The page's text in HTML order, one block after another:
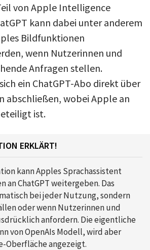
von Apple Intelligence
kann dabei unter anderem
Bildfunktionen
wenn Nutzerinnen und
Anfragen stellen.
ein ChatGPT-Abo direkt über
abschließen, wobei Apple an
ist.
ERKLÄRT!
kann Apples Sprachassistent
an ChatGPT weitergeben. Das
bei jeder Nutzung, sondern
oder wenn Nutzerinnen und
anfordern. Die eigentliche
von OpenAIs Modell, wird aber
Oberfläche angezeigt.